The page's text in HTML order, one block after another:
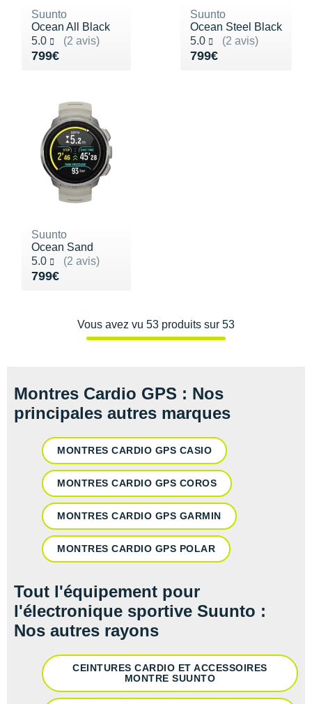
Suunto
Ocean All Black
5.0
(2 avis)
Noté 5.0 sur 5
799€
Vendu 799€
Suunto
Ocean Steel Black
5.0
(2 avis)
Noté 5.0 sur 5
799€
Vendu 799€
Suunto
Ocean Sand
5.0
(2 avis)
Noté 5.0 sur 5
799€
Vendu 799€
Vous avez vu 53 produits sur 53
Montres Cardio GPS : Nos
principales autres marques
MONTRES CARDIO GPS CASIO
MONTRES CARDIO GPS COROS
MONTRES CARDIO GPS GARMIN
MONTRES CARDIO GPS POLAR
Tout l'équipement pour
l'électronique sportive Suunto :
Nos autres rayons
CEINTURES CARDIO ET ACCESSOIRES
MONTRE SUUNTO